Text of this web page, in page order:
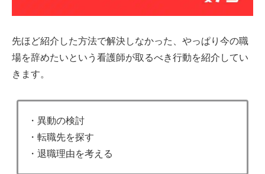
先ほど紹介した方法で解決しなかった、やっぱり今の職
場を辞めたいという看護師が取るべき行動を紹介してい
きます。
・異動の検討
・転職先を探す
・退職理由を考える